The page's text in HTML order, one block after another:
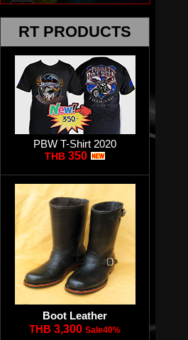
RT PRODUCTS
PBW T-Shirt 2020
THB350
Boot Leather
THB 3,300 Sale40%